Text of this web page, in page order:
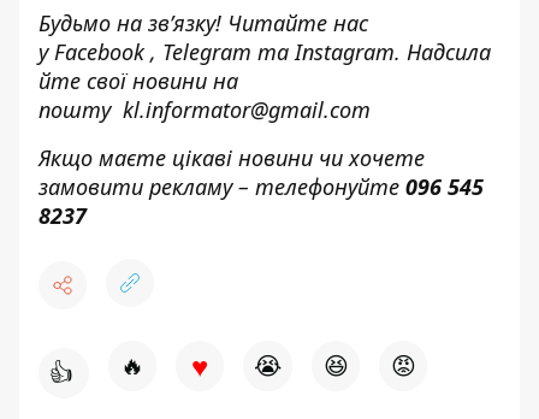
Будьмо на зв’язку! Читайте нас
уFacebook, Telegram таInstagram. Надсила
йте свої новини на
пошту kl.informator@gmail.com
Якщо маєте цікаві новини чи хочете
замовити рекламу – телефонуйте 096 545
8237
👍 🔥 ♥ 😭 😆 😡